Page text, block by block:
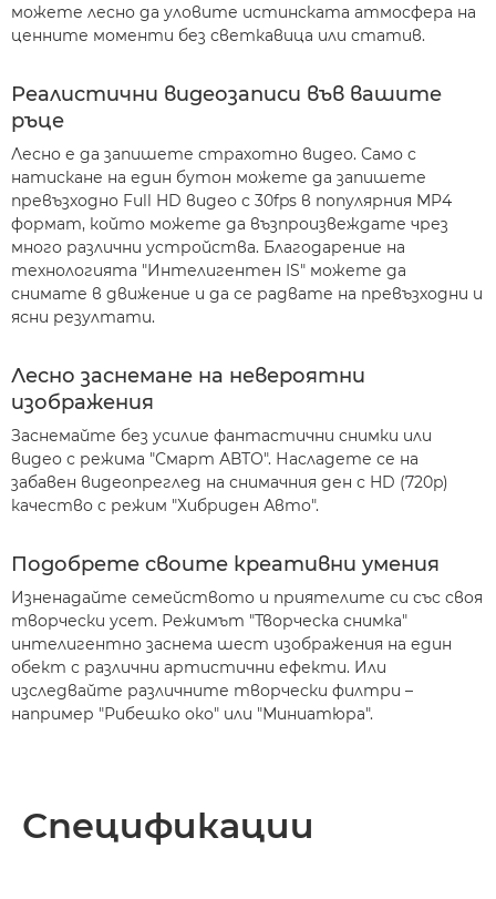
можете лесно да уловите истинската атмосфера на
ценните моменти без светкавица или статив.
Реалистични видеозаписи във вашите
ръце
Лесно е да запишете страхотно видео. Само с
натискане на един бутон можете да запишете
превъзходно Full HD видео с 30fps в популярния MP4
формат, който можете да възпроизвеждате чрез
много различни устройства. Благодарение на
технологията "Интелигентен IS" можете да
снимате в движение и да се радвате на превъзходни и
ясни резултати.
Лесно заснемане на невероятни
изображения
Заснемайте без усилие фантастични снимки или
видео с режима "Смарт АВТО". Насладете се на
забавен видеопреглед на снимачния ден с HD (720p)
качество с режим "Хибриден Авто".
Подобрете своите креативни умения
Изненадайте семейството и приятелите си със своя
творчески усет. Режимът "Творческа снимка"
интелигентно заснема шест изображения на един
обект с различни артистични ефекти. Или
изследвайте различните творчески филтри –
например "Рибешко око" или "Миниатюра".
Спецификации